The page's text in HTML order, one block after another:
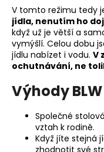
V tomto režimu tedy
jídla, nenutím ho
když už je větší a
vymýšlí. Celou dobu
jídlu nabízet i vodu. V
ochutnávání, ne
Výhody
Společné
vztah k rodině.
Když jíte stejná
zhodnotit své